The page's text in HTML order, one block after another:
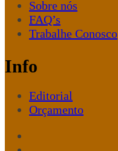
Sobre nós
FAQ’s
Trabalhe Conosco
Info
Editorial
Orçamento